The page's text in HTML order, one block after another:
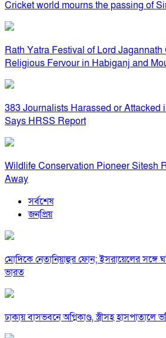
Cricket world mourns the passing of
Rath Yatra Festival of Lord
Religious Fervour in Habiganj and
383 Journalists Harassed or Attacked
Says HRSS Report
Wildlife Conservation Pioneer Sitesh
Away
সর্বশেষ
জনপ্রিয়
মোদিকে নেতানিয়াহুর ফোন; ইসরায়েলের সঙ্গে
ভারত
ঢাকায় বাসভবনে অগ্নিকাণ্ড, স্ত্রীসহ হাসপাতালে